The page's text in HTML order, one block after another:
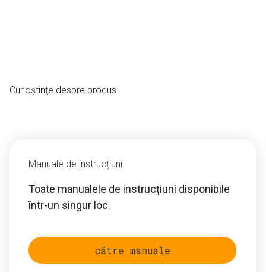
Cunoștințe despre produs
Manuale de instrucțiuni
Toate manualele de instrucțiuni disponibile
într-un singur loc.
către manuale